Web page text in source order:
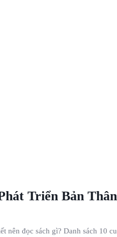
Triển Bản
nên đọc sách gì? Danh sách 10